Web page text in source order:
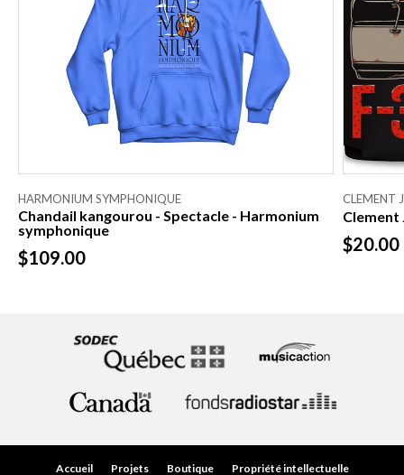
HARMONIUM SYMPHONIQUE
Chandail kangourou - Spectacle - Harmonium
symphonique
$109.00
CLEMENT
Clement
$20.00
Accueil Projets Boutique Propriété intellectuelle